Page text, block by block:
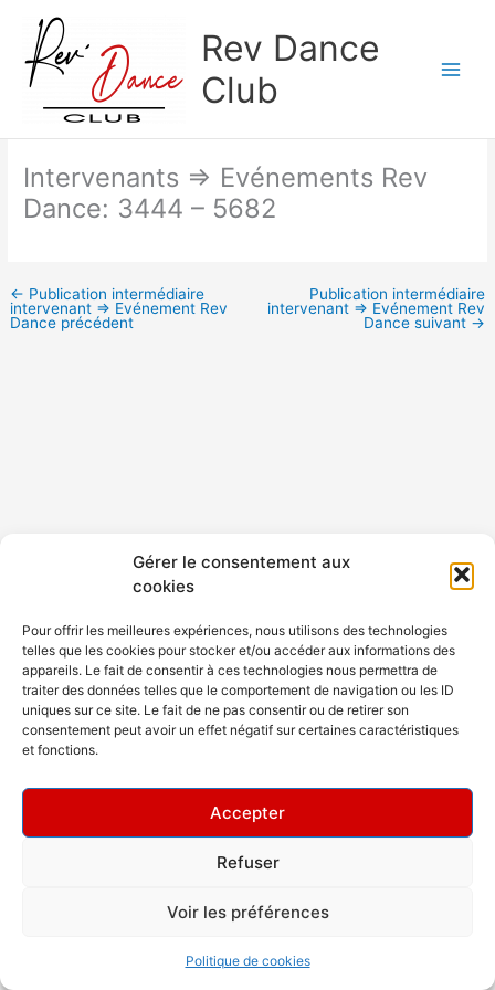
Gérer le consentement aux
cookies
Pour offrir les meilleures expériences, nous utilisons des technologies
telles que les cookies pour stocker et/ou accéder aux informations des
appareils. Le fait de consentir à ces technologies nous permettra de
traiter des données telles que le comportement de navigation ou les ID
uniques sur ce site. Le fait de ne pas consentir ou de retirer son
consentement peut avoir un effet négatif sur certaines caractéristiques
et fonctions.
Accepter
Refuser
Voir les préférences
Politique de cookies
contenu
Rev Dance
Club
Intervenants => Evénements Rev
Dance: 3444 – 5682
← Publication intermédiaire
intervenant => Evénement Rev
Dance précédent
Publication intermédiaire
intervenant => Evénement Rev
Dance suivant →